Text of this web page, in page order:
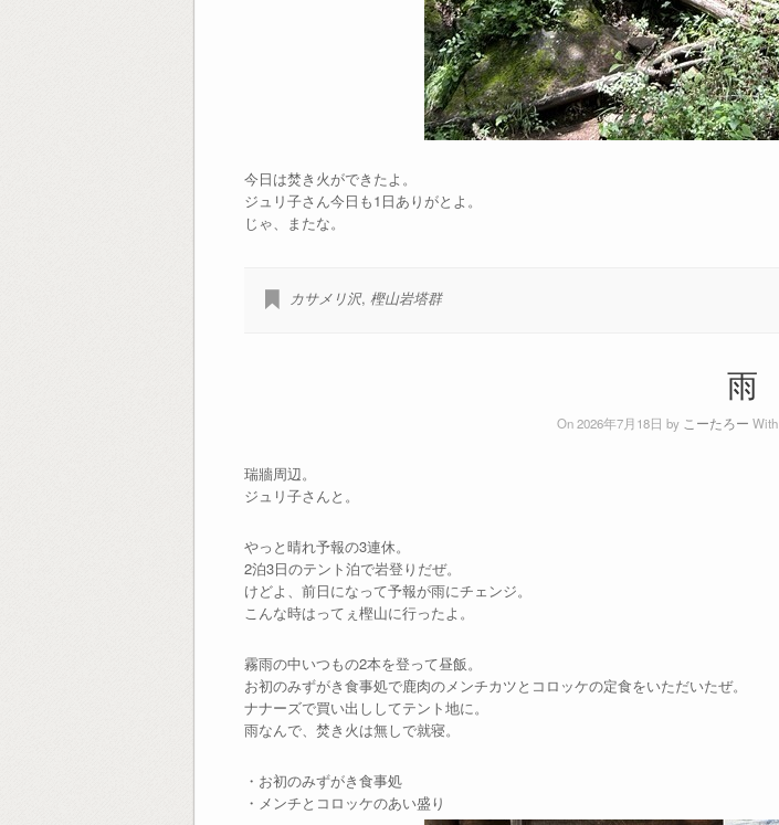
今日は焚き火ができたよ。
ジュリ子さん今日も1日ありがとよ。
じゃ、またな。
カサメリ沢, 樫山岩塔群
雨
On 2026年7月18日 by こーたろー With
瑞牆周辺。
ジュリ子さんと。
やっと晴れ予報の3連休。
2泊3日のテント泊で岩登りだぜ。
けどよ、前日になって予報が雨にチェンジ。
こんな時はってぇ樫山に行ったよ。
霧雨の中いつもの2本を登って昼飯。
お初のみずがき食事処で鹿肉のメンチカツとコロッケの定食をいただいたぜ。
ナナーズで買い出ししてテント地に。
雨なんで、焚き火は無しで就寝。
・お初のみずがき食事処
・メンチとコロッケのあい盛り